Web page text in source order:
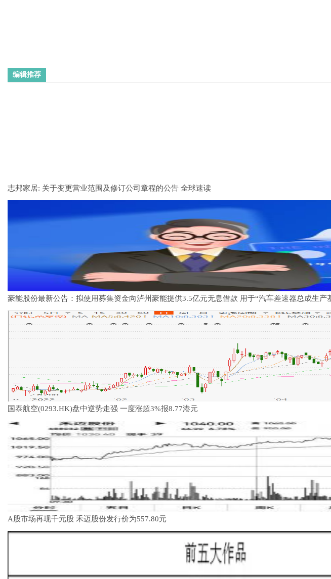
编辑推荐
志邦家居: 关于变更营业范围及修订公司章程的公告 全球速读
豪能股份最新公告：拟使用募集资金向泸州豪能提供3.5亿元无息借款 用于“汽车差速器总成生产
国泰航空(0293.HK)盘中逆势走强 一度涨超3%报8.77港元
A股市场再现千元股 禾迈股份发行价为557.80元